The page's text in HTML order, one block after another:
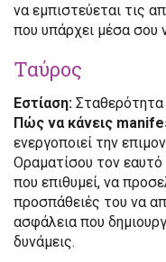
να εμπιστεύεται τις
που υπάρχει μέσα σου
Ταύρος
Εστίαση:
Πώς να κάνεις
ενεργοποιεί την
Οραματίσου τον
που επιθυμεί, να
προσπάθειές του να
ασφάλεια που
δυνάμεις.